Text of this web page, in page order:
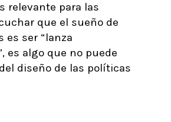
relevante para las
que el sueño de
es ser “lanza
es algo que no puede
diseño de las políticas